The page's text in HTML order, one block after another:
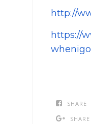
http://
https://
SHARE
SHARE